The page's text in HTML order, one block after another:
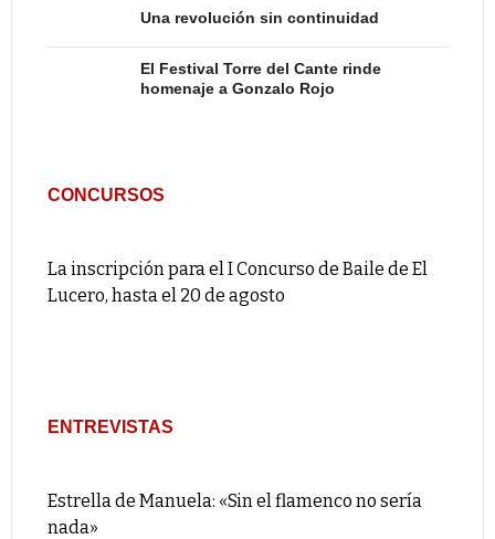
Una revolución sin continuidad
El Festival Torre del Cante rinde
homenaje a Gonzalo Rojo
CONCURSOS
La inscripción para el I Concurso de Baile de El
Lucero, hasta el 20 de agosto
ENTREVISTAS
Estrella de Manuela: «Sin el flamenco no sería
nada»